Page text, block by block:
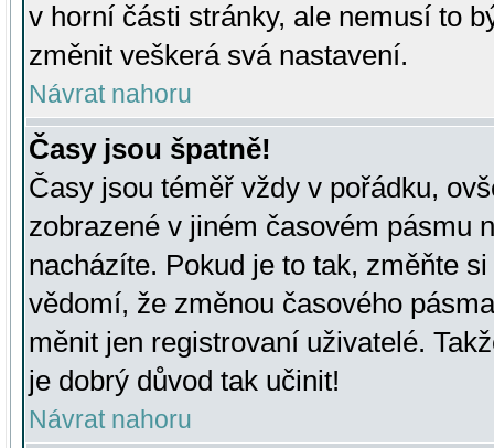
v horní části stránky, ale nemusí to
změnit veškerá svá nastavení.
Návrat nahoru
Časy jsou špatně!
Časy jsou téměř vždy v pořádku,
zobrazené v jiném časovém pásmu
nacházíte. Pokud je to tak, změňte
vědomí, že změnou časového
měnit jen registrovaní uživatelé.
je dobrý důvod tak učinit!
Návrat nahoru